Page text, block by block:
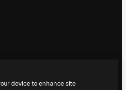
device to enhance site